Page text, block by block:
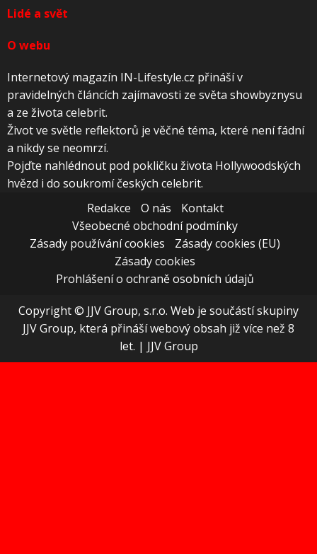
Lidé a svět
O webu
Internetový magazín IN-Lifestyle.cz přináší v
pravidelných článcích zajímavosti ze světa showbyznysu
a ze života celebrit.
Život ve světle reflektorů je věčné téma, které není fádní
a nikdy se neomrzí.
Pojďte nahlédnout pod pokličku života Hollywoodských
hvězd i do soukromí českých celebrit.
Redakce
O nás
Kontakt
Všeobecné obchodní podmínky
Zásady používání cookies
Zásady cookies (EU)
Zásady cookies
Prohlášení o ochraně osobních údajů
Copyright © JJV Group, s.r.o. Web je součástí skupiny
JJV Group, která přináší webový obsah již více než 8
let. | JJV Group